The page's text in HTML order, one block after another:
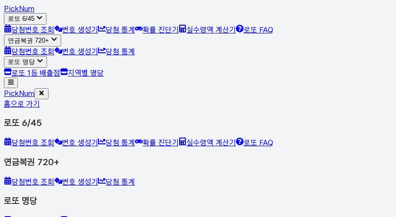
PickNum
로또 6/45
당첨번호 조회 번호 생성기 당첨 통계 확률 진단기 실수령액 계산기 로또 FAQ
연금복권 720+
당첨번호 조회 번호 생성기 당첨 통계
로또 명당
로또 1등 배출점 지역별 명당
PickNum
홈으로 가기
로또 6/45
당첨번호 조회 번호 생성기 당첨 통계 확률 진단기 실수령액 계산기 로또 FAQ
연금복권 720+
당첨번호 조회 번호 생성기 당첨 통계
로또 명당